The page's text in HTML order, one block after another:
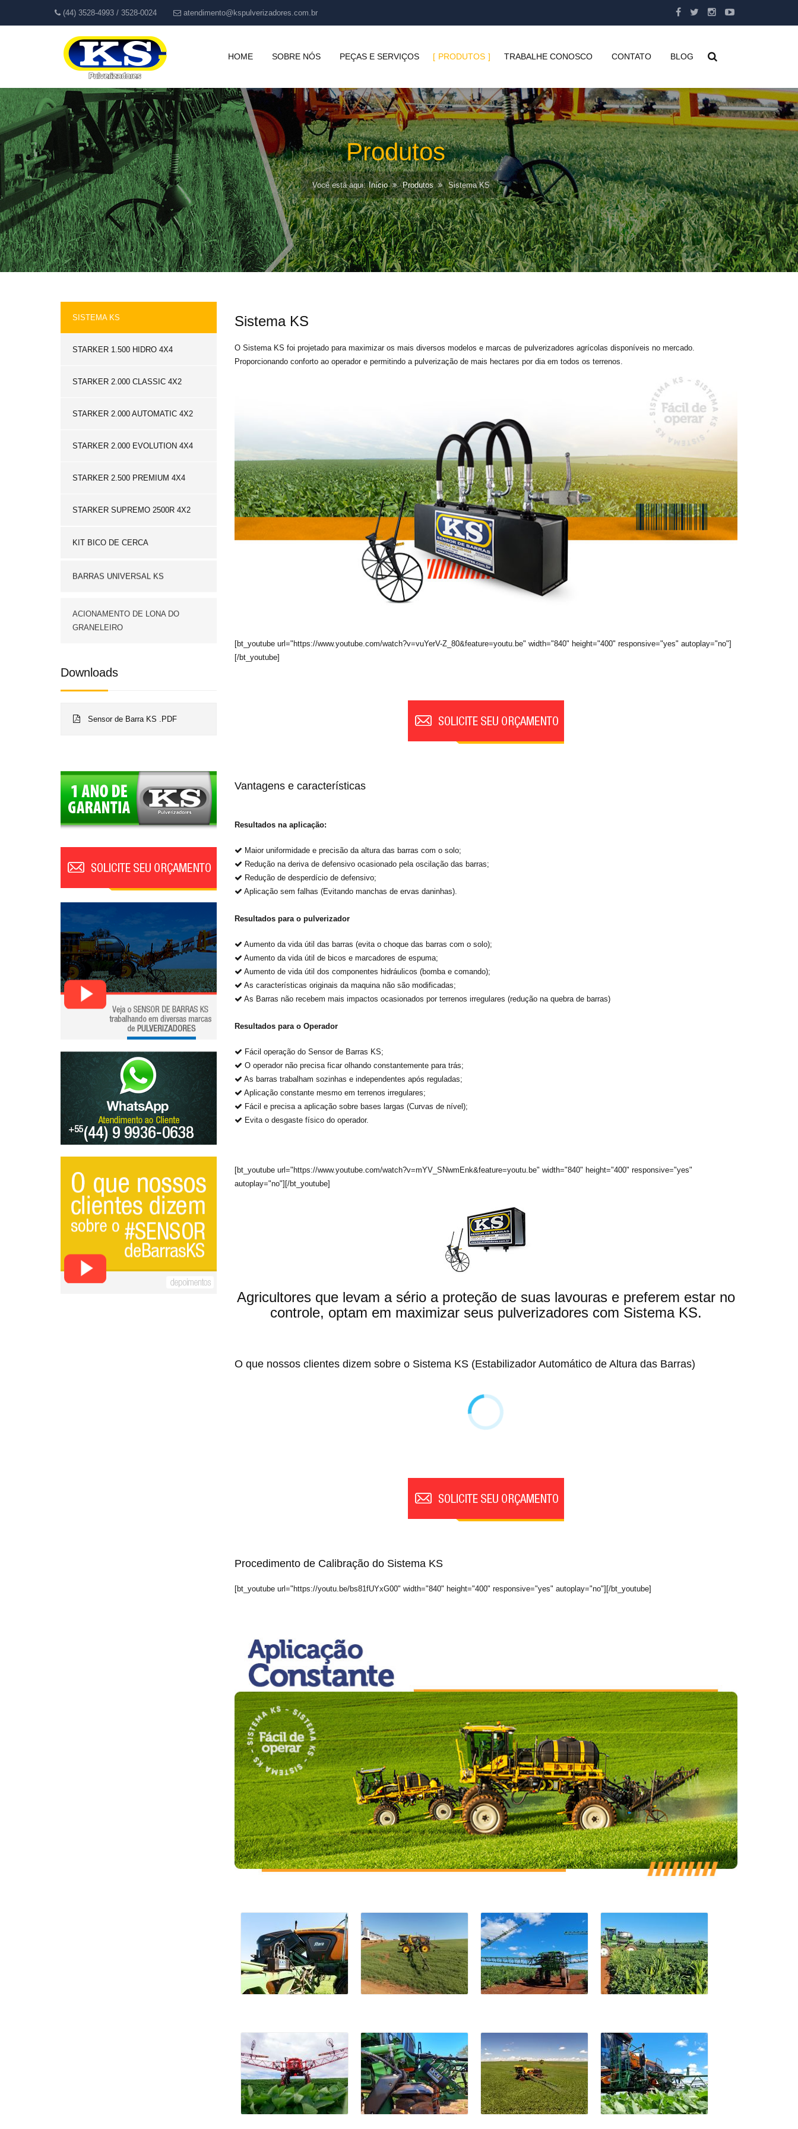
(44) 3528-4993 / 3528-0024 atendimento@kspulverizadores.com.br
HOME SOBRE NÓS PEÇAS E SERVIÇOS PRODUTOS
Sistema KS
Starker 1.500 Hidro 4x4
Starker 2.000 Classic 4x2
Starker 2.000 Automatic 4x2
Starker 2.000 Evolution 4x4
Starker 2.500 Premium 4x4
Acionamento de Lona do Graneleiro
TRABALHE CONOSCO CONTATO BLOG
Produtos
Você está aqui: Início Produtos Sistema KS
Sistema KS
O Sistema KS foi projetado para maximizar os mais diversos modelos e marcas de pulverizadores agrícolas disponíveis no mercado.
Proporcionando conforto ao operador e permitindo a pulverização de mais hectares por dia em todos os terrenos.
[bt_youtube url="https://www.youtube.com/watch?v=vuYerV-Z_80&feature=youtu.be" width="840" height="400" responsive="yes" autoplay="no"]
[/bt_youtube]
Vantagens e características
Resultados na aplicação:
Maior uniformidade e precisão da altura das barras com o solo;
Redução na deriva de defensivo ocasionado pela oscilação das barras;
Redução de desperdício de defensivo;
Aplicação sem falhas (Evitando manchas de ervas daninhas).
Resultados para o pulverizador
Aumento da vida útil das barras (evita o choque das barras com o solo);
Aumento da vida útil de bicos e marcadores de espuma;
Aumento de vida útil dos componentes hidráulicos (bomba e comando);
As características originais da maquina não são modificadas;
As Barras não recebem mais impactos ocasionados por terrenos irregulares (redução na quebra de barras)
Resultados para o Operador
Fácil operação do Sensor de Barras KS;
O operador não precisa ficar olhando constantemente para trás;
As barras trabalham sozinhas e independentes após reguladas;
Aplicação constante mesmo em terrenos irregulares;
Fácil e precisa a aplicação sobre bases largas (Curvas de nível);
Evita o desgaste físico do operador.
[bt_youtube url="https://www.youtube.com/watch?v=mYV_SNwmEnk&feature=youtu.be" width="840" height="400" responsive="yes"
autoplay="no"][/bt_youtube]
Agricultores que levam a sério a proteção de suas lavouras e preferem estar no
controle, optam em maximizar seus pulverizadores com Sistema KS.
O que nossos clientes dizem sobre o Sistema KS (Estabilizador Automático de Altura das Barras)
Procedimento de Calibração do Sistema KS
[bt_youtube url="https://youtu.be/bs81fUYxG00" width="840" height="400" responsive="yes" autoplay="no"][/bt_youtube]
SISTEMA KS
STARKER 1.500 HIDRO 4X4
STARKER 2.000 CLASSIC 4X2
STARKER 2.000 AUTOMATIC 4X2
STARKER 2.000 EVOLUTION 4X4
STARKER 2.500 PREMIUM 4X4
STARKER SUPREMO 2500R 4X2
KIT BICO DE CERCA
BARRAS UNIVERSAL KS
Downloads
Sensor de Barra KS .PDF